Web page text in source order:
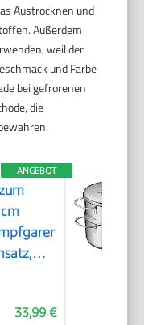
Austrocknen und
Außerdem
weil der
und Farbe
bei gefrorenen
die
ANGEBOT
von
33,99 €